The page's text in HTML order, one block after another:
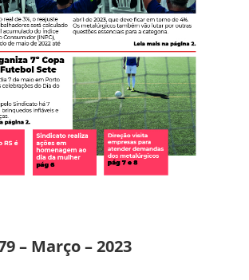
– Março – 2023